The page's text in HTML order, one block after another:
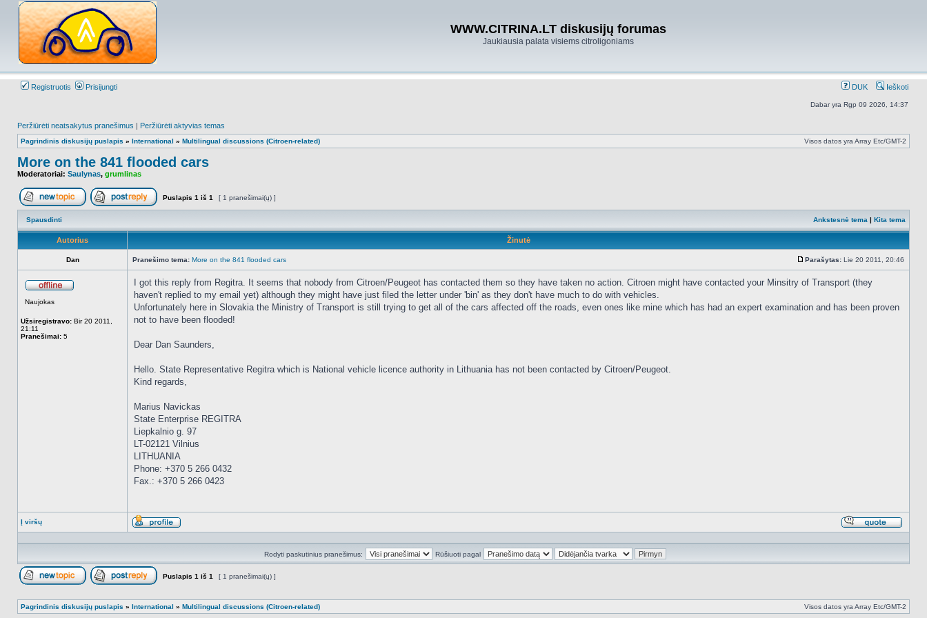
WWW.CITRINA.LT diskusijų forumas
Jaukiausia palata visiems citroligoniams
Registruotis Prisijungti DUK Ieškoti
Dabar yra Rgp 09 2026, 14:37
Peržiūrėti neatsakytus pranešimus | Peržiūrėti aktyvias temas
Pagrindinis diskusijų puslapis » International » Multilingual discussions (Citroen-related) Visos datos yra Array Etc/GMT-2
More on the 841 flooded cars
Moderatoriai: Saulynas, grumlinas
Naujos temos kūrimasAtsakyti į temą
Puslapis 1 iš 1 [ 1 pranešimai(ų) ]
Spausdinti Ankstesnė tema | Kita tema
Autorius Žinutė
Dan Pranešimo tema: More on the 841 flooded cars
Standartinė
Parašytas: Lie 20 2011, 20:46
Naujokas
Užsiregistravo: Bir 20 2011,
21:11
Pranešimai: 5
I got this reply from Regitra. It seems that nobody from Citroen/Peugeot has contacted them so they have taken no action. Citroen might have contacted your Minsitry of Transport (they
haven't replied to my email yet) although they might have just filed the letter under 'bin' as they don't have much to do with vehicles.
Unfortunately here in Slovakia the Ministry of Transport is still trying to get all of the cars affected off the roads, even ones like mine which has had an expert examination and has been proven
not to have been flooded!
Dear Dan Saunders,
Hello. State Representative Regitra which is National vehicle licence authority in Lithuania has not been contacted by Citroen/Peugeot.
Kind regards,
Marius Navickas
State Enterprise REGITRA
Liepkalnio g. 97
LT-02121 Vilnius
LITHUANIA
Phone: +370 5 266 0432
Fax.: +370 5 266 0423
Į viršų
Aprašymas
Atsakyti
Rodyti paskutinius pranešimus:
Rūšiuoti pagal
Puslapis 1 iš 1 [ 1 pranešimai(ų) ]
Pagrindinis diskusijų puslapis » International » Multilingual discussions (Citroen-related) Visos datos yra Array Etc/GMT-2